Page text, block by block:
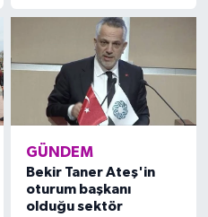
GÜNDEM
Bekir Taner Ateş'in
oturum başkanı
olduğu sektör